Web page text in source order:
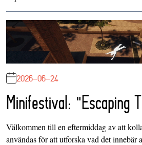
2026-06-24
Minifestival: "Escaping
Välkommen till en eftermiddag av att
användas för att utforska vad det innebär